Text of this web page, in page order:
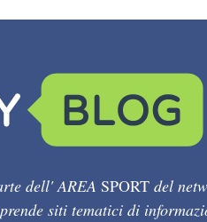
dell' AREA SPORT del
siti tematici di